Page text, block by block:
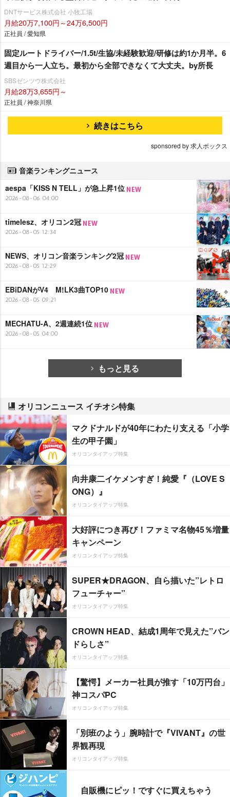
DNTサービス株式会社 小牧工場
月給20万7,100円～24万6,500円
正社員 / 愛知県
固定ルートドライバー/1.5t/生協/未経験歓迎/研修は約1か月半。6
週目から一人立ち。最初から全部できなくて大丈夫。by所長
SBSゼンツウ株式会社
月給28万3,655円～
正社員 / 神奈川県
続きはこちら
sponsored by 求人ボックス
音楽ランキングニュース
aespa「KISS N TELL」が急上昇1位
2026-08-06 04:00
timelesz、オリコン2冠
2026-08-05 12:34
NEWS、オリコン音楽ランキング2冠
2026-08-05 12:29
EBiDANがV4 M!LK3曲TOP10
2026-08-05 09:21
MECHATU-A、2週連続1位
2026-08-05 04:00
もっと見る
オリコンニュース イチオシ特集
マクドナルドが40年にわたり支える「小学
生の甲子園」
オリコンタイアップ特集
向井康二イケメンすぎ！純愛『（LOVE S
ONG）』
オリコンタイアップ特集
大好評につき再び！ファミマ名物45％増量
キャンペーン
オリコンタイアップ特集
SUPER★DRAGON、自ら描いた”レトロ
フューチャー”
オリコンタイアップ特集
CROWN HEAD、結成1周年で見えた”バン
ドらしさ”
オリコンタイアップ特集
【驚愕】メーカー社員が推す「10万円台」
神コスパPC
オリコンタイアップ特集
「別班のよう」腕時計で『VIVANT』の世
界観再現
オリコンタイアップ特集
自販機にピッ！ですぐに買えちゃう